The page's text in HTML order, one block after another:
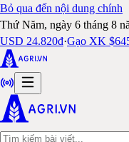
Bỏ qua đến nội dung chính
Thứ Năm, ngày 6 tháng 8
USD 24.820đ·Gạo XK